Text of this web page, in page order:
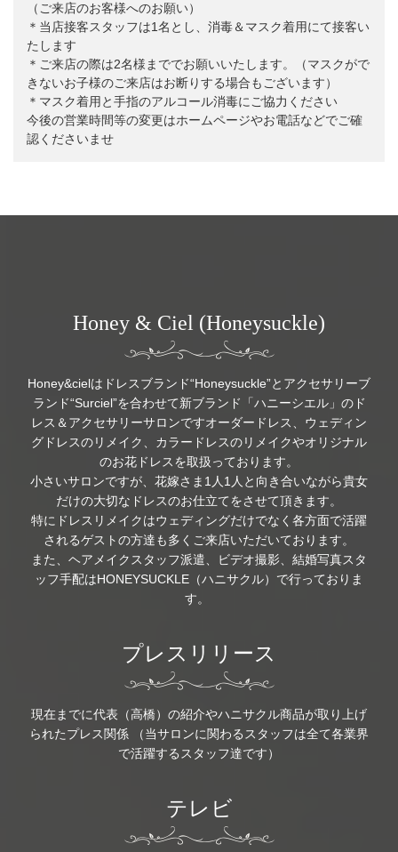
（ご来店のお客様へのお願い）
＊当店接客スタッフは1名とし、消毒＆マスク着用にて接客い
たします
＊ご来店の際は2名様まででお願いいたします。（マスクがで
きないお子様のご来店はお断りする場合もございます）
＊マスク着用と手指のアルコール消毒にご協力ください
今後の営業時間等の変更はホームページやお電話などでご確
認くださいませ
Honey & Ciel (Honeysuckle)
Honey&cielはドレスブランド“Honeysuckle”とアクセサリーブ
ランド“Surciel”を合わせて新ブランド「ハニーシエル」のド
レス＆アクセサリーサロンですオーダードレス、ウェディン
グドレスのリメイク、カラードレスのリメイクやオリジナル
のお花ドレスを取扱っております。
小さいサロンですが、花嫁さま1人1人と向き合いながら貴女
だけの大切なドレスのお仕立てをさせて頂きます。
特にドレスリメイクはウェディングだけでなく各方面で活躍
されるゲストの方達も多くご来店いただいております。
また、ヘアメイクスタッフ派遣、ビデオ撮影、結婚写真スタ
ッフ手配はHONEYSUCKLE（ハニサクル）で行っておりま
す。
プレスリリース
現在までに代表（高橋）の紹介やハニサクル商品が取り上げ
られたプレス関係 （当サロンに関わるスタッフは全て各業界
で活躍するスタッフ達です）
テレビ